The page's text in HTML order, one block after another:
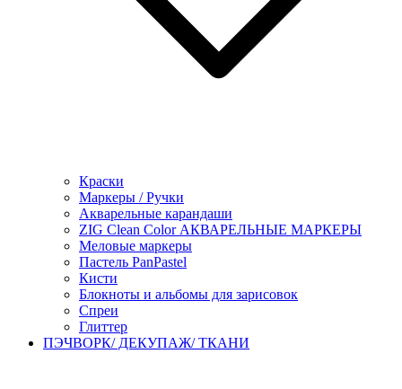
Краски
Маркеры / Ручки
Акварельные карандаши
ZIG Clean Color АКВАРЕЛЬНЫЕ МАРКЕРЫ
Меловые маркеры
Пастель PanPastel
Кисти
Блокноты и альбомы для зарисовок
Спреи
Глиттер
ПЭЧВОРК/ ДЕКУПАЖ/ ТКАНИ